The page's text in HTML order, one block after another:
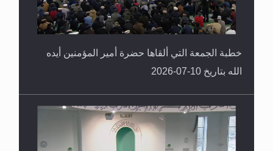
خطبة الجمعة التي ألقاها حضرة أمير المؤمنين أيده
الله بتاريخ 10-07-2026